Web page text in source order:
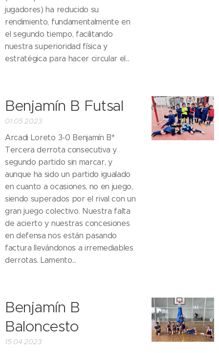
jugadores) ha reducido su
rendimiento, fundamentalmente en
el segundo tiempo, facilitando
nuestra superioridad física y
estratégica para hacer circular el...
Benjamín B Futsal
01.05.2023
Arcadi Loreto 3-0 Benjamín B*
Tercera derrota consecutiva y
segundo partido sin marcar, y
aunque ha sido un partido igualado
en cuanto a ocasiones, no en juego,
siendo superados por el rival con un
gran juego colectivo. Nuestra falta
de acierto y nuestras concesiones
en defensa nos están pasando
factura llevándonos a irremediables
derrotas. Lamento...
Benjamín B
Baloncesto
15.04.2023